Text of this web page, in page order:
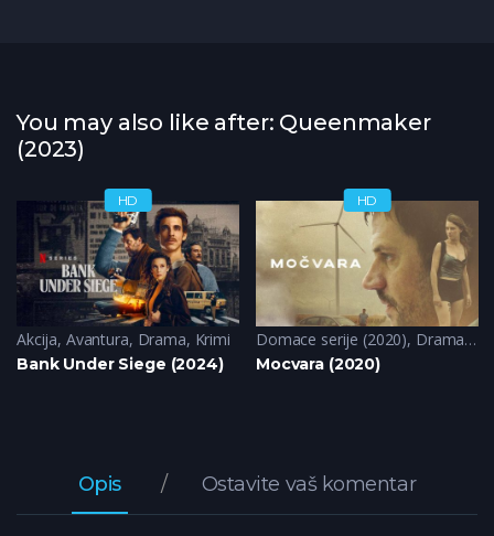
You may also like after: Queenmaker
(2023)
HD
Akcija, Avantura, Drama, Krimi
Bank Under Siege (2024)
HD
Domace serije (2020), Drama,
Mocvara (2020)
Opis Ostavite vaš komentar